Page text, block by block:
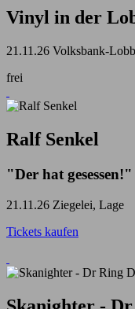
Vinyl in der
21.11.26 Volksbank-
frei
Ralf Senkel
"Der hat gesessen!"
21.11.26 Ziegelei, Lage
Tickets kaufen